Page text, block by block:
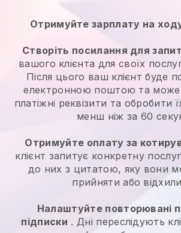
Отримуйте зарплату на
Створіть посилання для
вашого клієнта для своїх
Після цього ваш клієнт буде
електронною поштою та може
платіжні реквізити та обробити
менш ніж за 60
Отримуйте оплату за
клієнт запитує конкретну
до них з цитатою, яку вони
прийняти або
Налаштуйте повторювані
підписки . Дні переслідують